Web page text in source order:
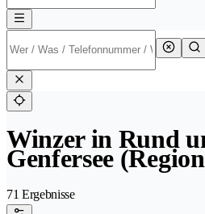
Winzer in Rund
Genfersee
71 Ergebnisse